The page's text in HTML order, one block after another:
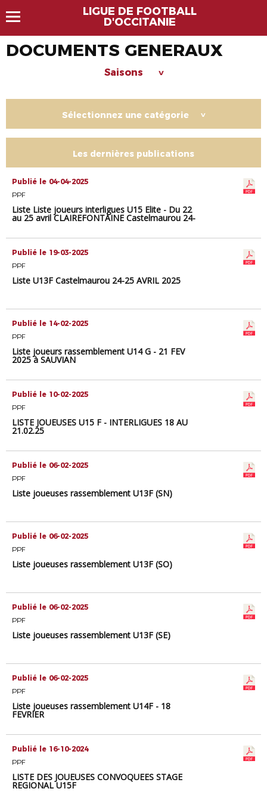
LIGUE DE FOOTBALL
D'OCCITANIE
DOCUMENTS GENERAUX
Saisons >
Sélectionnez une catégorie >
Les dernières publications
Publié le 04-04-2025
PPF
Liste Liste joueurs interligues U15 Elite - Du 22
au 25 avril CLAIREFONTAINE Castelmaurou 24-
Publié le 19-03-2025
PPF
Liste U13F Castelmaurou 24-25 AVRIL 2025
Publié le 14-02-2025
PPF
Liste joueurs rassemblement U14 G - 21 FEV
2025 à SAUVIAN
Publié le 10-02-2025
PPF
LISTE JOUEUSES U15 F - INTERLIGUES 18 AU
21.02.25
Publié le 06-02-2025
PPF
Liste joueuses rassemblement U13F (SN)
Publié le 06-02-2025
PPF
Liste joueuses rassemblement U13F (SO)
Publié le 06-02-2025
PPF
Liste joueuses rassemblement U13F (SE)
Publié le 06-02-2025
PPF
Liste joueuses rassemblement U14F - 18
FEVRIER
Publié le 16-10-2024
PPF
LISTE DES JOUEUSES CONVOQUEES STAGE
REGIONAL U15F